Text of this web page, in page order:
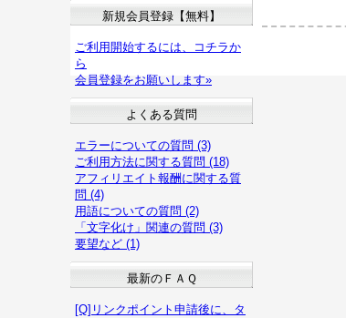
新規会員登録【無料】
ご利用開始するには、コチラか
ら
会員登録をお願いします»
よくある質問
エラーについての質問 (3)
ご利用方法に関する質問 (18)
アフィリエイト報酬に関する質
問 (4)
用語についての質問 (2)
「文字化け」関連の質問 (3)
要望など (1)
最新のＦＡＱ
[Q]リンクポイント申請後に、タ